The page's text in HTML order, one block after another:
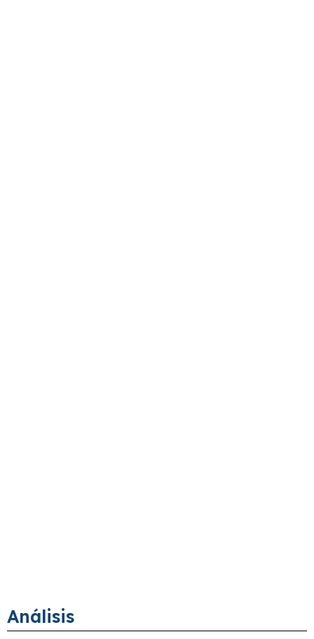
Análisis